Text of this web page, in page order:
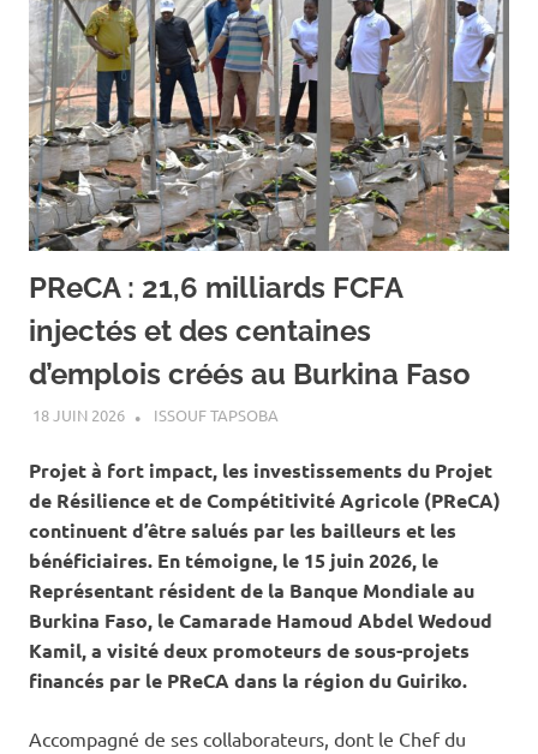
PReCA : 21,6 milliards FCFA
injectés et des centaines
d’emplois créés au Burkina Faso
18 JUIN 2026 ISSOUF TAPSOBA
Projet à fort impact, les investissements du Projet
de Résilience et de Compétitivité Agricole (PReCA)
continuent d’être salués par les bailleurs et les
bénéficiaires. En témoigne, le 15 juin 2026, le
Représentant résident de la Banque Mondiale au
Burkina Faso, le Camarade Hamoud Abdel Wedoud
Kamil, a visité deux promoteurs de sous-projets
financés par le PReCA dans la région du Guiriko.
Accompagné de ses collaborateurs, dont le Chef du